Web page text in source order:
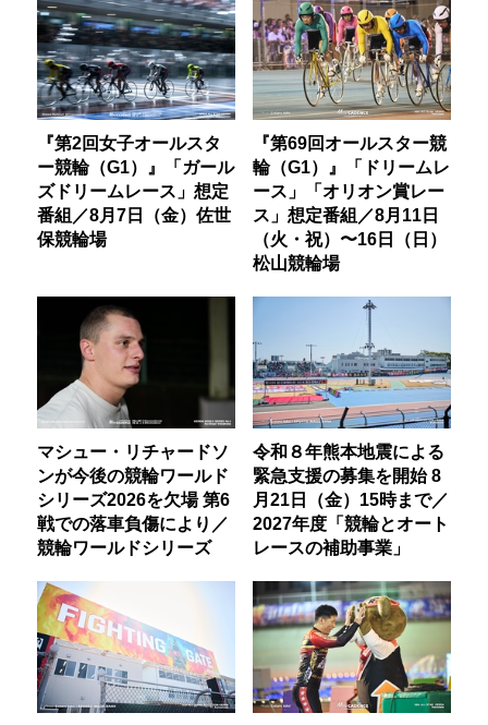
『第2回女子オールスタ
ー競輪（G1）』「ガール
ズドリームレース」想定
番組／8月7日（金）佐世
保競輪場
『第69回オールスター競
輪（G1）』「ドリームレ
ース」「オリオン賞レー
ス」想定番組／8月11日
（火・祝）〜16日（日）
松山競輪場
マシュー・リチャードソ
ンが今後の競輪ワールド
シリーズ2026を欠場 第6
戦での落車負傷により／
競輪ワールドシリーズ
令和８年熊本地震による
緊急支援の募集を開始 8
月21日（金）15時まで／
2027年度「競輪とオート
レースの補助事業」